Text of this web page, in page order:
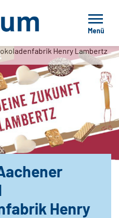
Menü
Henry Lambertz
Henry